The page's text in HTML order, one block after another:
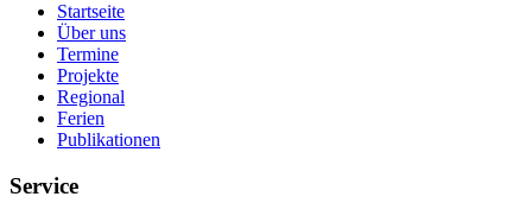
Startseite
Über uns
Termine
Projekte
Regional
Ferien
Publikationen
Service